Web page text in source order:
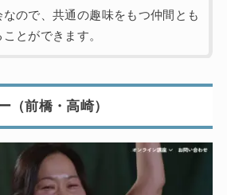
なので、共通の趣味をもつ仲間とも
とができます。
（前橋・高崎）